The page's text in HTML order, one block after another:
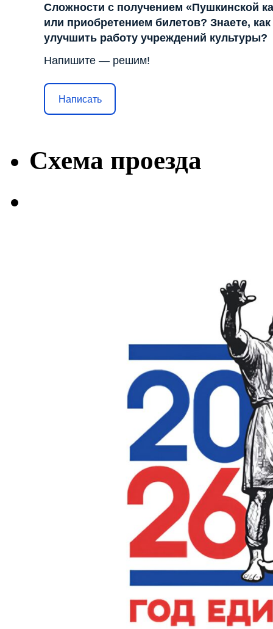
Сложности с получением «Пушкинской
или приобретением билетов? Знаете, как
улучшить работу учреждений культуры?
Напишите — решим!
Написать
Схема проезда